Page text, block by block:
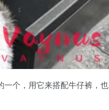
一个，用它来搭配牛仔裤，也